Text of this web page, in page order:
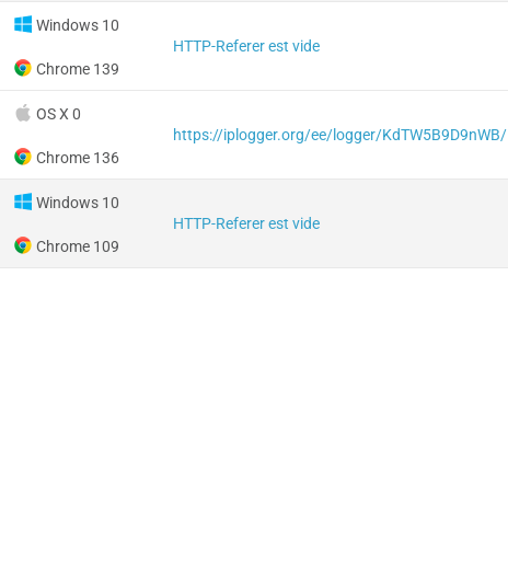
Windows 10
Chrome 139
HTTP-Referer est vide
OS X 0
Chrome 136
https://iplogger.org/ee/logger/KdTW5B9D9nWB/
Windows 10
Chrome 109
HTTP-Referer est vide